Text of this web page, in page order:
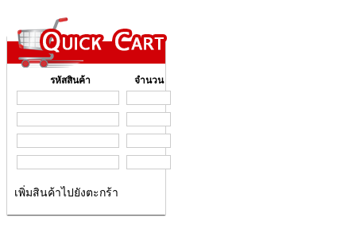
รหัสสินค้า จำนวน
เพิ่มสินค้าไปยังตะกร้า